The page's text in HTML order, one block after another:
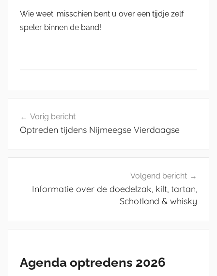
Wie weet: misschien bent u over een tijdje zelf
speler binnen de band!
N
e
u
w
s
navigatie
Vorig bericht
Optreden tijdens Nijmeegse Vierdaagse
Volgend bericht
Informatie over de doedelzak, kilt, tartan,
Schotland & whisky
Agenda optredens 2026